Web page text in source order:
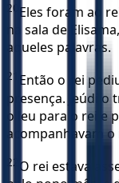
20 Eles foram ao
na sala de
aqueles palavras.
21
Então o rei
presença. Jeúdi o
o leu para o rei e
acompanhavam o
22 O rei estava